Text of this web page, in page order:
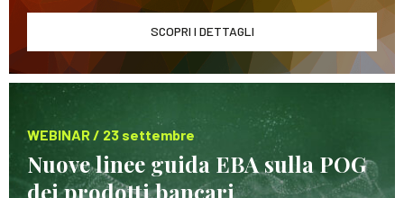
SCOPRI I DETTAGLI
WEBINAR / 23 settembre
Nuove linee guida EBA sulla POG
dei prodotti bancari